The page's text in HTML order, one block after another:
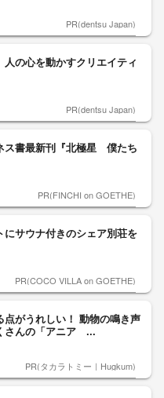
PR(dentsu Japan)
人の心を動かすクリエイティ
PR(dentsu Japan)
ス書最新刊『北極星 僕たち
PR(FINCHI on GOETHE)
にサウナ付きのシェア別荘を
PR(COCO VILLA on GOETHE)
点がうれしい！ 動物の鳴き声
さんの「アニア ...
PR(タカラトミー｜Hugkum)